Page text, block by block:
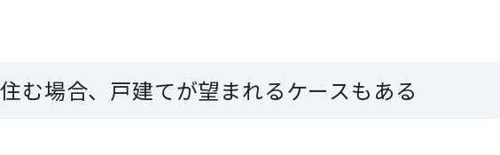
む場合、戸建てが望まれるケースもある